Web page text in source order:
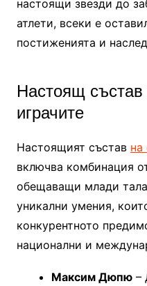
настоящи звезди до
атлети, всеки е
постиженията и
Настоящ
играчите
Настоящият състав на
включва комбинация
обещаващи млади
уникални умения,
конкурентното
национални и
Максим Дюпю–